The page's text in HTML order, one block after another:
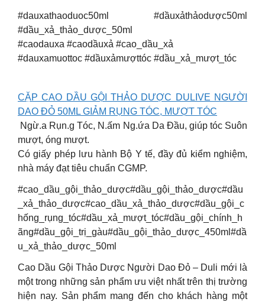
#dauxathaoduoc50ml #dầuxảthảodược50ml
#dầu_xả_thảo_dược_50ml
#caodauxa #caodầuxả #cao_dầu_xả
#dauxamuottoc #dầuxảmượttóc #dầu_xả_mượt_tóc
CẶP CAO DẦU GỘI THẢO DƯỢC DULIVE NGƯỜI
DAO ĐỎ 50ML GIẢM RỤNG TÓC, MƯỢT TÓC
Ngừ.a Rụn.g Tóc, N.ấm Ng.ứa Da Đầu, giúp tóc Suôn
mượt, óng mượt.
Có giấy phép lưu hành Bộ Y tế, đầy đủ kiểm nghiệm,
nhà máy đạt tiêu chuẩn CGMP.
#cao_dầu_gội_thảo_dược#dầu_gội_thảo_dược#dầu
_xả_thảo_dược#cao_dầu_xả_thảo_dược#dầu_gội_c
hống_rụng_tóc#dầu_xả_mượt_tóc#dầu_gội_chính_h
ãng#dầu_gội_trị_gàu#dầu_gội_thảo_dược_450ml#dầ
u_xả_thảo_dược_50ml
Cao Dầu Gội Thảo Dược Người Dao Đỏ – Duli mới là
một trong những sản phẩm ưu việt nhất trên thị trường
hiện nay. Sản phẩm mang đến cho khách hàng một